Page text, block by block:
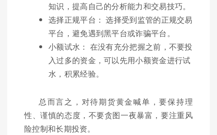
知识，提高自己的分析能力和交易技巧。
选择正规平台： 选择受到监管的正规交易
平台，避免遇到黑平台或诈骗平台。
小额试水： 在没有充分把握之前，不要投
入过多的资金，可以先用小额资金进行试
水，积累经验。
总而言之，对待期货黄金喊单，要保持理
性、谨慎的态度，不要贪图一夜暴富，要注重风
险控制和长期投资。